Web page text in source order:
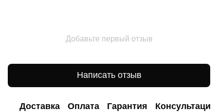
Добавьте первый отзыв
Написать отзыв
Доставка Оплата Гарантия Консультация